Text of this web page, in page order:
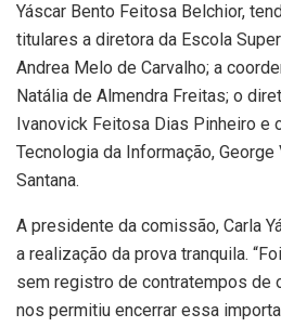
Yáscar Bento Feitosa Belchior,
titulares a diretora da Escola
Andrea Melo de Carvalho; a
Natália de Almendra Freitas; o
Ivanovick Feitosa Dias Pinheiro e
Tecnologia da Informação, George
Santana.
A presidente da comissão, Carla
a realização da prova tranquila.
sem registro de contratempos de
nos permitiu encerrar essa